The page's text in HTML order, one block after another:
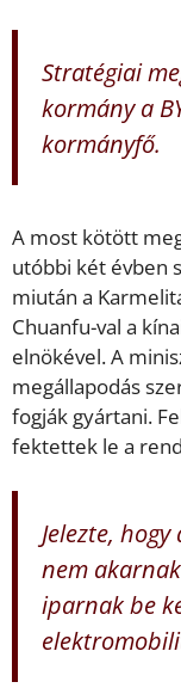
Stratégiai
kormány a
kormányfő.
A most kötött
utóbbi két évben
miután a
Chuanfu-val a
elnökével. A
megállapodás
fogják gyártani.
fektettek le a
Jelezte,
nem
iparnak be